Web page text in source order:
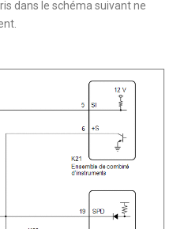
dans le schéma suivant ne